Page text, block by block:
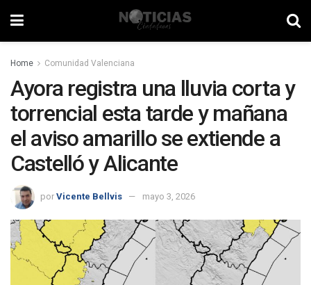
Home Comunidad Valenciana
Ayora registra una lluvia corta y
torrencial esta tarde y mañana
el aviso amarillo se extiende a
Castelló y Alicante
por Vicente Bellvis mayo 3, 2026